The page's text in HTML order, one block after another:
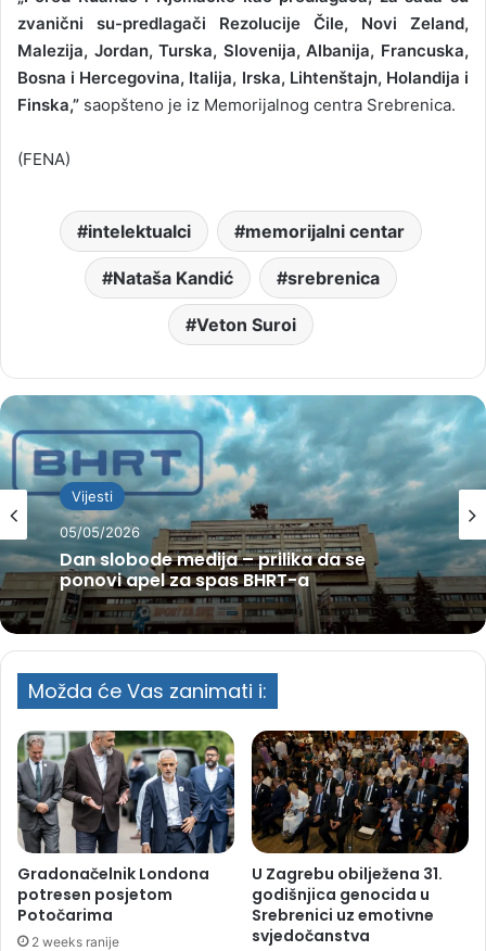
zvanični su-predlagači Rezolucije Čile, Novi Zeland,
Malezija, Jordan, Turska, Slovenija, Albanija, Francuska,
Bosna i Hercegovina, Italija, Irska, Lihtenštajn, Holandija i
Finska,” saopšteno je iz Memorijalnog centra Srebrenica.
(FENA)
intelektualci memorijalni centar
Nataša Kandić srebrenica
Veton Suroi
Vijesti
05/05/2026
Dan slobode medija – prilika da se
ponovi apel za spas BHRT-a
Možda će Vas zanimati i:
Gradonačelnik Londona
potresen posjetom
Potočarima
2 weeks ranije
U Zagrebu obilježena 31.
godišnjica genocida u
Srebrenici uz emotivne
svjedočanstva